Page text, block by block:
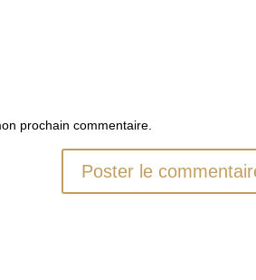
prochain commentaire.